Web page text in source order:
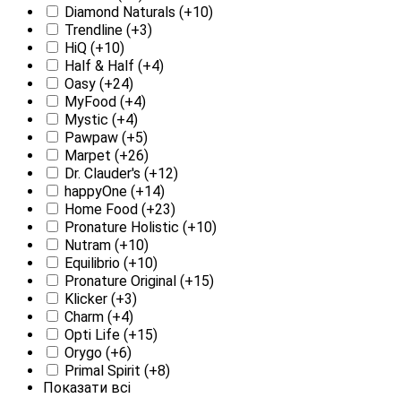
Diamond Naturals (+10)
Trendline (+3)
HiQ (+10)
Half & Half (+4)
Oasy (+24)
MyFood (+4)
Mystic (+4)
Pawpaw (+5)
Marpet (+26)
Dr. Clauder's (+12)
happyOne (+14)
Home Food (+23)
Pronature Holistic (+10)
Nutram (+10)
Equilibrio (+10)
Pronature Original (+15)
Klicker (+3)
Charm (+4)
Opti Life (+15)
Orygo (+6)
Primal Spirit (+8)
Показати всі